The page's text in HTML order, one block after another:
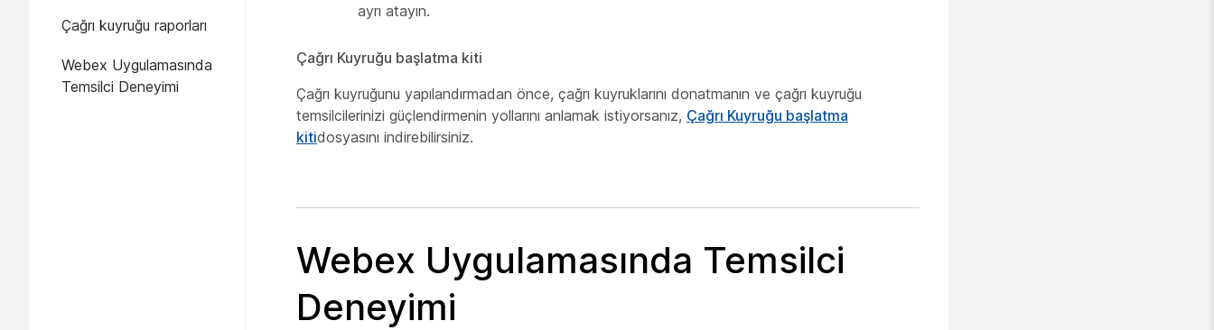
Çağrı kuyruğu raporları
Webex Uygulamasında
Temsilci Deneyimi
ayrı atayın.
Çağrı Kuyruğu başlatma kiti
Çağrı kuyruğunu yapılandırmadan önce, çağrı kuyruklarını donatmanın ve çağrı kuyruğu
temsilcilerinizi güçlendirmenin yollarını anlamak istiyorsanız, Çağrı Kuyruğu başlatma
kitidosyasını indirebilirsiniz.
Webex Uygulamasında Temsilci
Deneyimi